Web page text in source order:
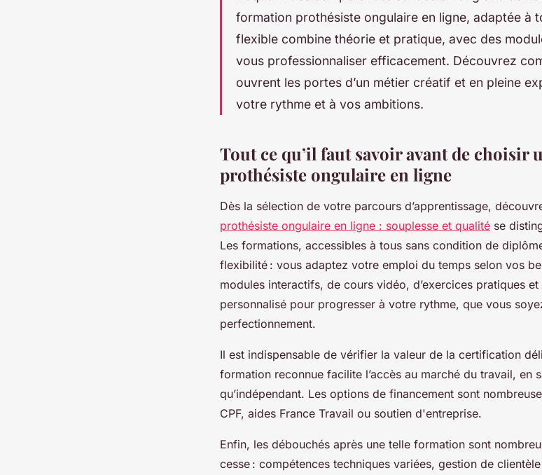
formation prothésiste ongulaire en ligne, adaptée à
flexible combine théorie et pratique, avec des
vous professionnaliser efficacement. Découvrez
ouvrent les portes d’un métier créatif et en pleine
votre rythme et à vos ambitions.
Tout ce qu’il faut savoir avant de choisir
prothésiste ongulaire en ligne
Dès la sélection de votre parcours d’apprentissage,
prothésiste ongulaire en ligne : souplesse et qualité se
Les formations, accessibles à tous sans condition de
flexibilité : vous adaptez votre emploi du temps selon vos
modules interactifs, de cours vidéo, d’exercices pratiques et
personnalisé pour progresser à votre rythme, que vous
perfectionnement.
Il est indispensable de vérifier la valeur de la certification
formation reconnue facilite l’accès au marché du travail, en
qu’indépendant. Les options de financement sont
CPF, aides France Travail ou soutien d'entreprise.
Enfin, les débouchés après une telle formation sont
cesse : compétences techniques variées, gestion de